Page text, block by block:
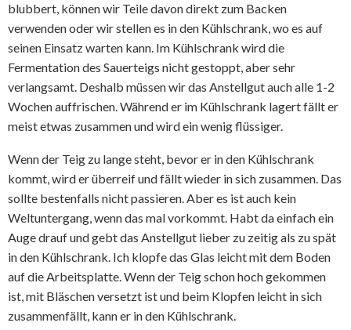
blubbert, können wir Teile davon direkt zum Backen
verwenden oder wir stellen es in den Kühlschrank, wo es auf
seinen Einsatz warten kann. Im Kühlschrank wird die
Fermentation des Sauerteigs nicht gestoppt, aber sehr
verlangsamt. Deshalb müssen wir das Anstellgut auch alle 1-2
Wochen auffrischen. Während er im Kühlschrank lagert fällt er
meist etwas zusammen und wird ein wenig flüssiger.
Wenn der Teig zu lange steht, bevor er in den Kühlschrank
kommt, wird er überreif und fällt wieder in sich zusammen. Das
sollte bestenfalls nicht passieren. Aber es ist auch kein
Weltuntergang, wenn das mal vorkommt. Habt da einfach ein
Auge drauf und gebt das Anstellgut lieber zu zeitig als zu spät
in den Kühlschrank. Ich klopfe das Glas leicht mit dem Boden
auf die Arbeitsplatte. Wenn der Teig schon hoch gekommen
ist, mit Bläschen versetzt ist und beim Klopfen leicht in sich
zusammenfällt, kann er in den Kühlschrank.